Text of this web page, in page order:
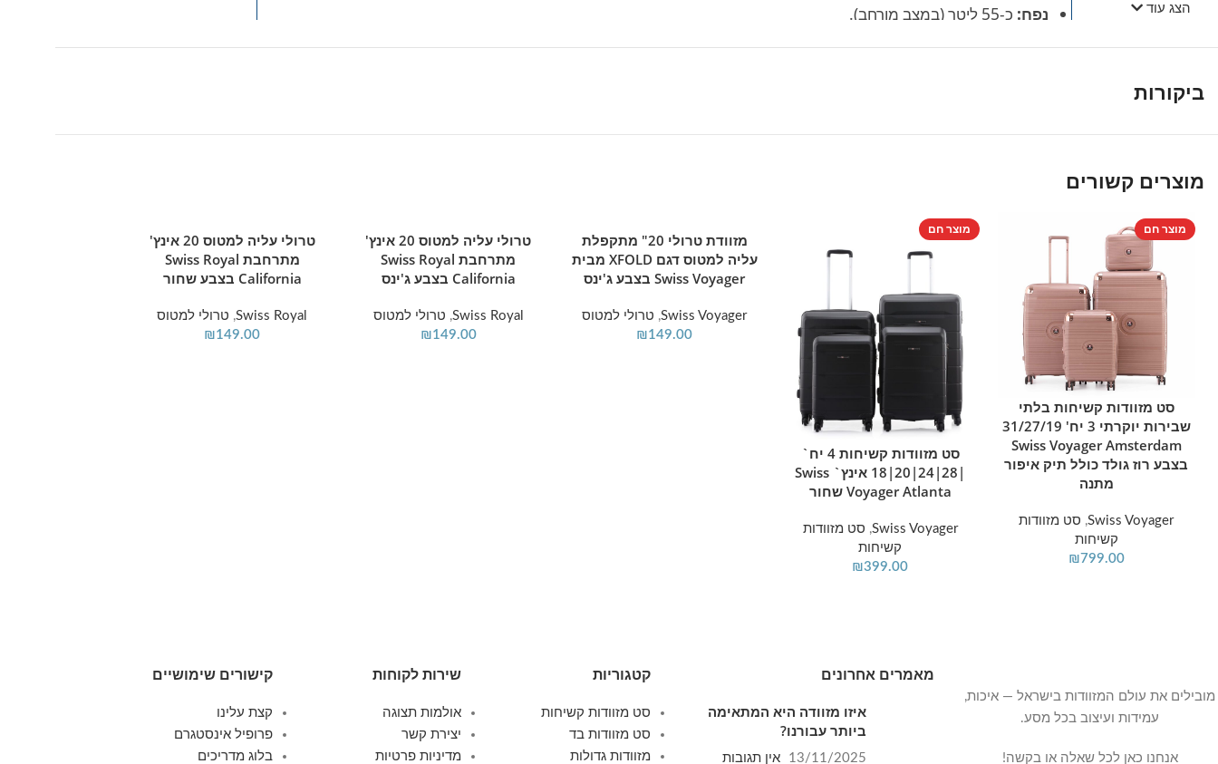
נפח: כ-55 ליטר (במצב מורחב).
משקל עצמי קל:2.5 ק"ג בלבד!
🌟 למה לקוחות בוחרים בדגם זה?
וניידות מושלם ללא פשרות בצבע טורקיז עשיר, אקזוטי, מודרני וייחודי במינו.
הצג עוד
ביקורות
מוצרים קשורים
מוצר חם
הוספה לסל
סט מזוודות קשיחות בלתי
שבירות יוקרתי 3 יח' 31/27/19
Swiss Voyager Amsterdam
בצבע רוז גולד כולל תיק איפור
מתנה
Swiss Voyager
, סט מזוודות
קשיחות
₪799.00
מוצר חם
הוספה לסל
סט מזוודות קשיחות 4 יח`
|28|24|20|18 אינץ` Swiss
Voyager Atlanta שחור
Swiss Voyager
, סט מזוודות
קשיחות
₪399.00
הוספה לסלמזוודת טרולי 20" מתקפלת
עליה למטוס דגם XFOLD מבית
Swiss Voyager בצבע ג'ינס
Swiss Voyager
, טרולי למטוס
₪149.00
הוספה לסל
טרולי עליה למטוס 20 אינץ'
מתרחבת Swiss Royal
California בצבע ג'ינס
Swiss Royal
, טרולי למטוס
₪149.00
הוספה לסל
טרולי עליה למטוס 20 אינץ'
מתרחבת Swiss Royal
California בצבע שחור
Swiss Royal
, טרולי למטוס
₪149.00
מובילים את עולם המזוודות בישראל — איכות,
עמידות ועיצוב בכל מסע.
אנחנו כאן לכל שאלה או בקשה!
מאמרים אחרונים
איזו מזוודה היא המתאימה
ביותר עבורנו?
13/11/2025 אין תגובות
קטגוריות
סט מזוודות קשיחות
סט מזוודות בד
מזוודות גדולות
שירות לקוחות
אולמות תצוגה
יצירת קשר
מדיניות פרטיות
קישורים שימושיים
קצת עלינו
פרופיל אינסטגרם
בלוג מדריכים